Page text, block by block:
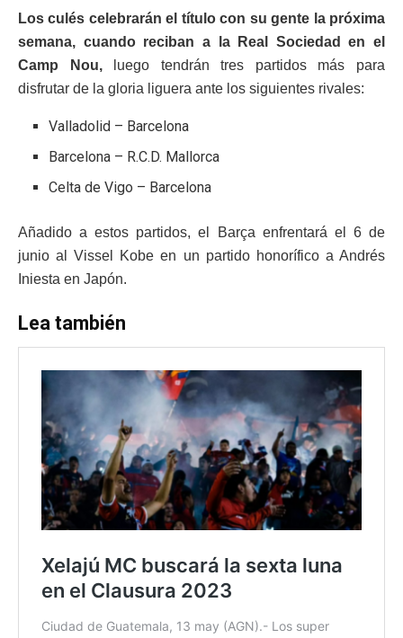
Los culés celebrarán el título con su gente la próxima
semana, cuando reciban a la Real Sociedad en el
Camp Nou,
luego tendrán tres partidos más para
disfrutar de la gloria liguera ante los siguientes rivales:
Valladolid – Barcelona
Barcelona – R.C.D. Mallorca
Celta de Vigo – Barcelona
Añadido a estos partidos, el Barça enfrentará el 6 de
junio al Vissel Kobe en un partido honorífico a Andrés
Iniesta en Japón.
Lea también